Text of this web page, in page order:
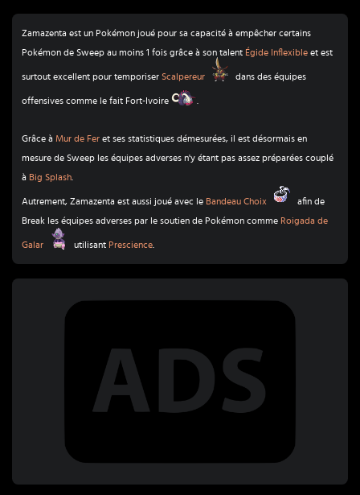
Zamazenta est un Pokémon joué pour sa capacité à empêcher certains
Pokémon de Sweep au moins 1 fois grâce à son talent Égide Inflexible et est
surtout excellent pour temporiser Scalpereur dans des équipes
offensives comme le fait Fort-Ivoire
Grâce à Mur de Fer et ses statistiques démesurées, il est désormais en
mesure de Sweep les équipes adverses n'y étant pas assez préparées couplé
à Big Splash.
Autrement, Zamazenta est aussi joué avec le Bandeau Choix
Bandeau Choix
afin de
Break les équipes adverses par le soutien de Pokémon comme Roigada de
Galar utilisant Prescience